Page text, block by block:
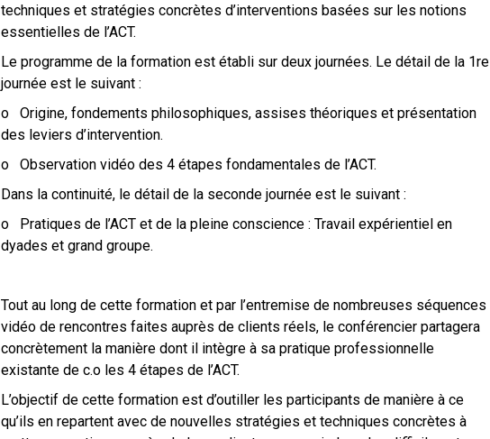
techniques et stratégies concrètes d’interventions basées sur les notions
essentielles de l’ACT.
Le programme de la formation est établi sur deux journées. Le détail de la 1re
journée est le suivant :
o Origine, fondements philosophiques, assises théoriques et présentation
des leviers d’intervention.
o Observation vidéo des 4 étapes fondamentales de l’ACT.
Dans la continuité, le détail de la seconde journée est le suivant :
o Pratiques de l’ACT et de la pleine conscience : Travail expérientiel en
dyades et grand groupe.
Tout au long de cette formation et par l’entremise de nombreuses séquences
vidéo de rencontres faites auprès de clients réels, le conférencier partagera
concrètement la manière dont il intègre à sa pratique professionnelle
existante de c.o les 4 étapes de l’ACT.
L’objectif de cette formation est d’outiller les participants de manière à ce
qu’ils en repartent avec de nouvelles stratégies et techniques concrètes à